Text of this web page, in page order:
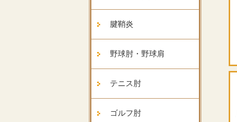
腱鞘炎
野球肘・野球肩
テニス肘
ゴルフ肘